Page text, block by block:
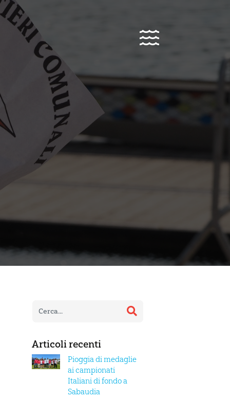
Articoli recenti
Pioggia di medaglie
ai campionati
Italiani di fondo a
Sabaudia